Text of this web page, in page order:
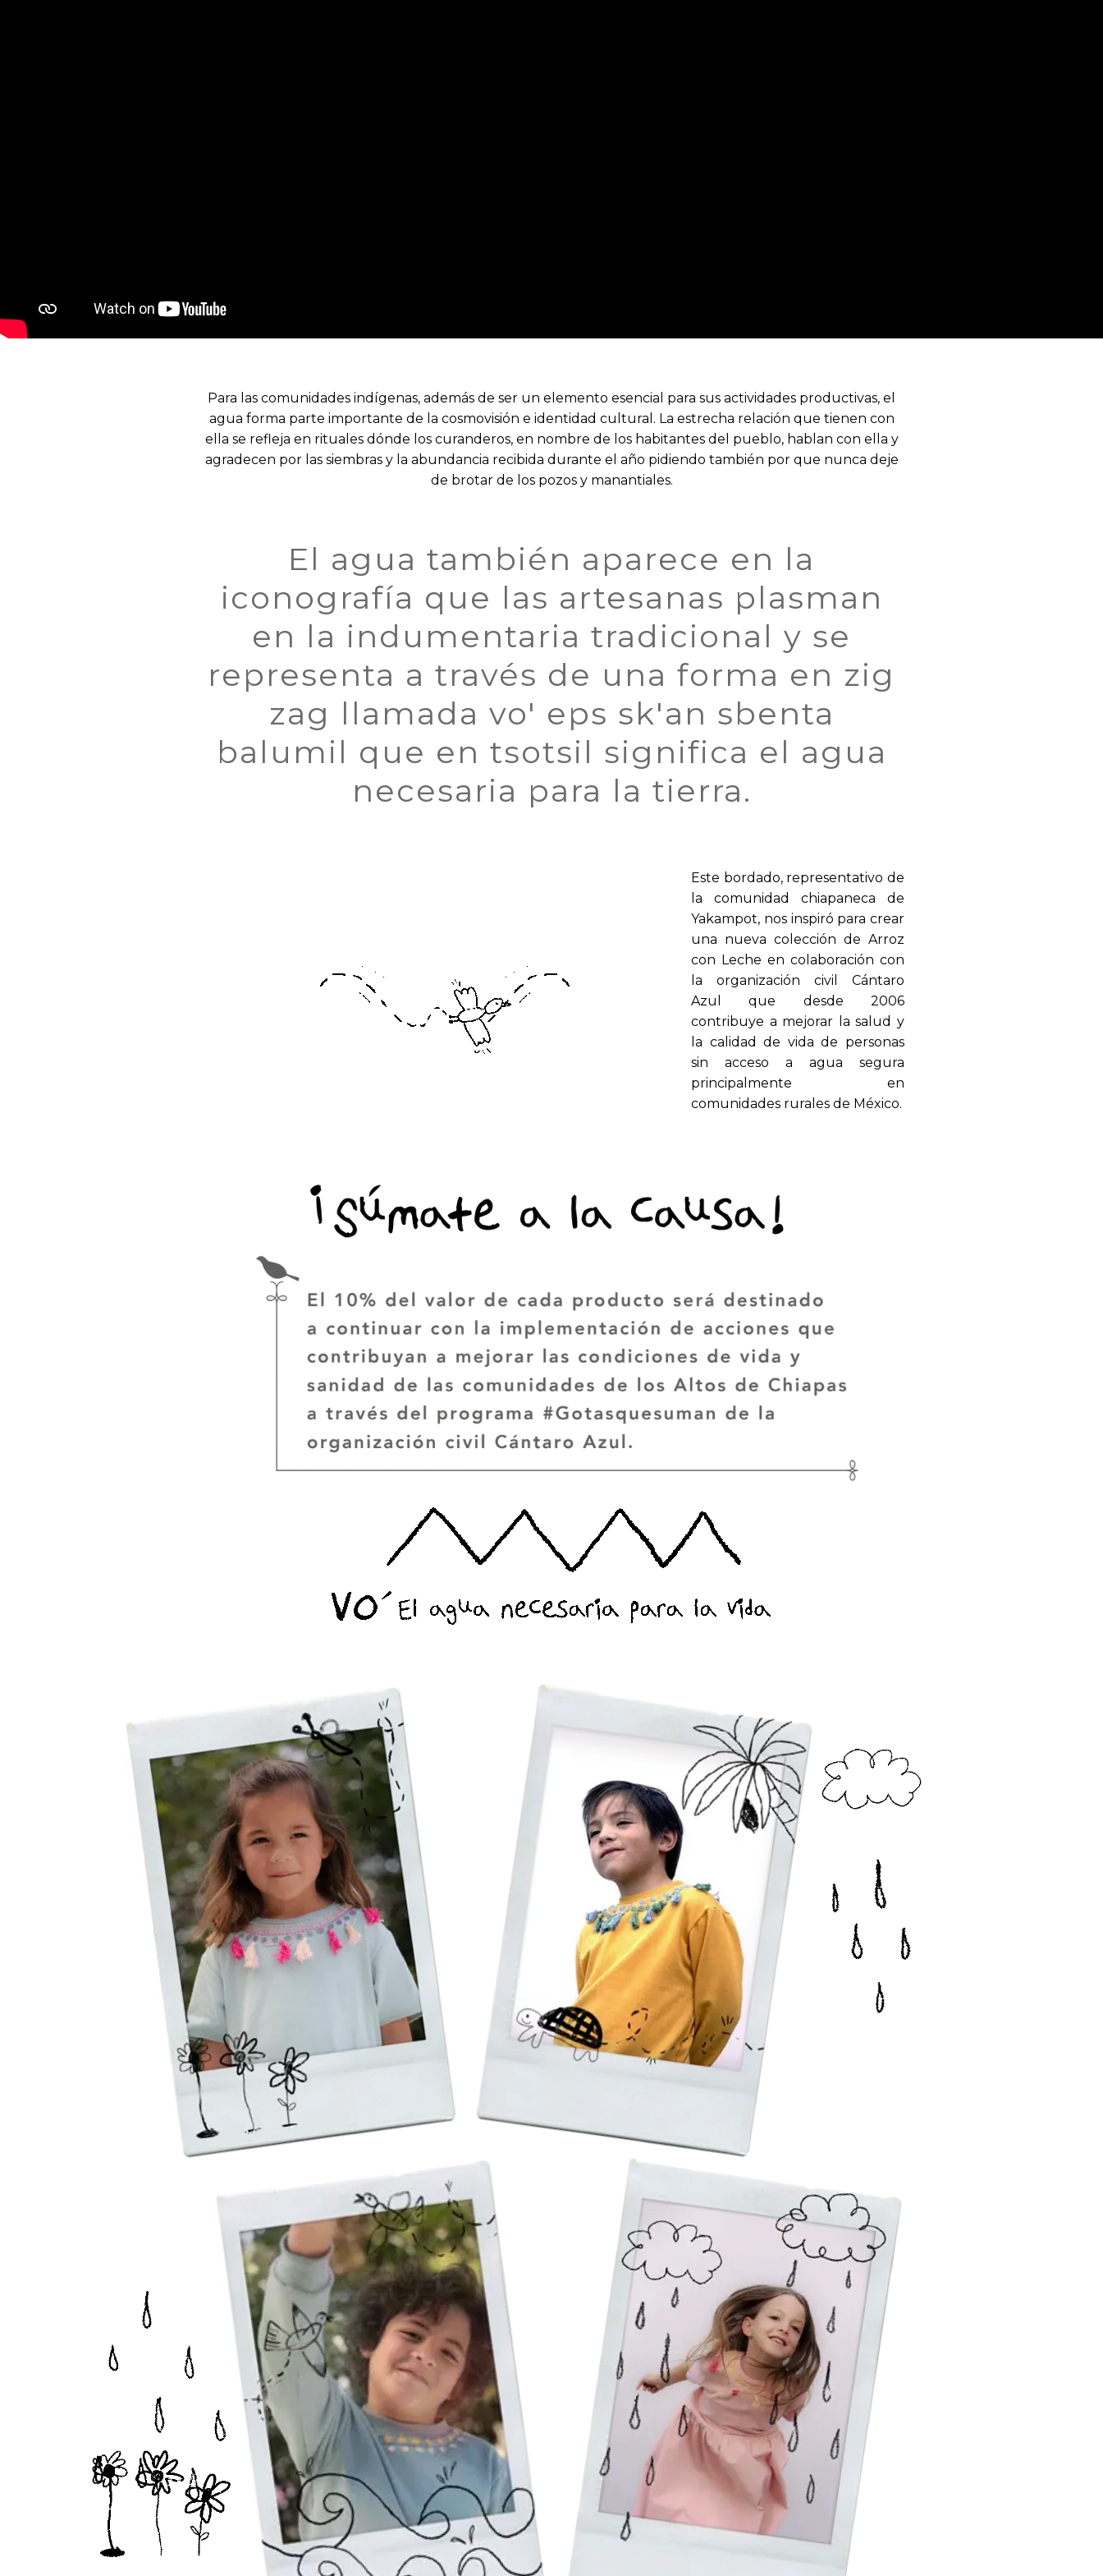
Para las comunidades indígenas, además de ser un elemento esencial para sus actividades productivas, el
agua forma parte importante de la cosmovisión e identidad cultural. La estrecha relación que tienen con
ella se refleja en rituales dónde los curanderos, en nombre de los habitantes del pueblo, hablan con ella y
agradecen por las siembras y la abundancia recibida durante el año pidiendo también por que nunca deje
de brotar de los pozos y manantiales.
El agua también aparece en la
iconografía que las artesanas plasman
en la indumentaria tradicional y se
representa a través de una forma en zig
zag llamada vo' eps sk'an sbenta
balumil que en tsotsil significa el agua
necesaria para la tierra.
Este bordado, representativo de
la comunidad chiapaneca de
Yakampot, nos inspiró para crear
una nueva colección de Arroz
con Leche en colaboración con
la organización civil Cántaro
Azul que desde 2006
contribuye a mejorar la salud y
la calidad de vida de personas
sin acceso a agua segura
principalmente en
comunidades rurales de México.